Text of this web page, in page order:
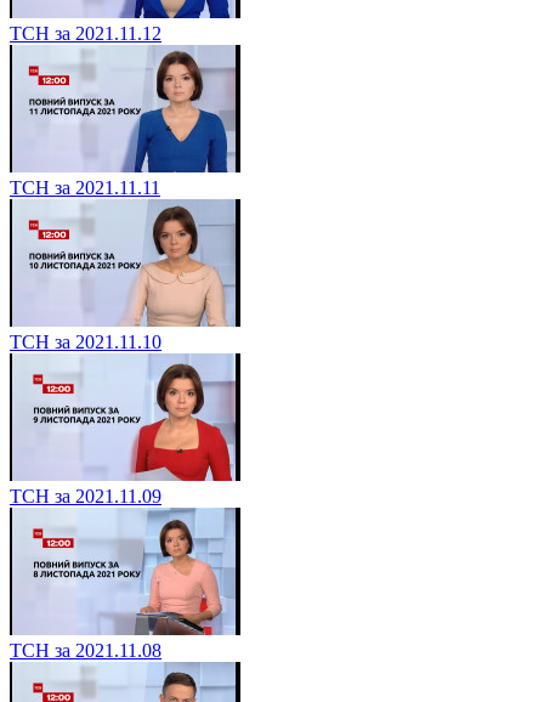
ТСН за 2021.11.12
ТСН за 2021.11.11
ТСН за 2021.11.10
ТСН за 2021.11.09
ТСН за 2021.11.08